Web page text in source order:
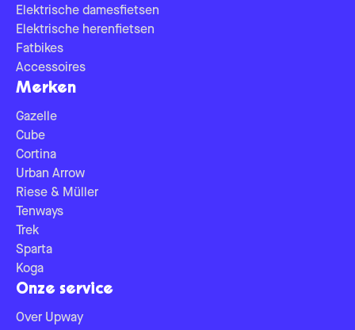
Elektrische damesfietsen
Elektrische herenfietsen
Fatbikes
Accessoires
Merken
Gazelle
Cube
Cortina
Urban Arrow
Riese & Müller
Tenways
Trek
Sparta
Koga
Onze service
Over Upway